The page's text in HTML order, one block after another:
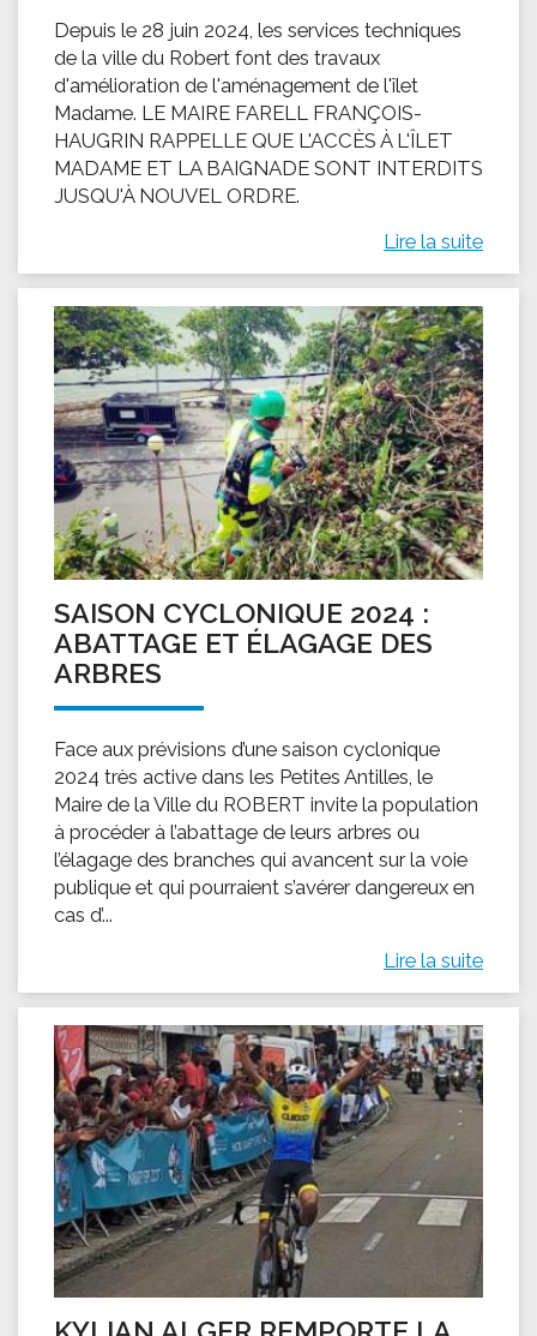
Depuis le 28 juin 2024, les services techniques
de la ville du Robert font des travaux
d'amélioration de l'aménagement de l'îlet
Madame. LE MAIRE FARELL FRANÇOIS-
HAUGRIN RAPPELLE QUE L'ACCÈS À L'ÎLET
MADAME ET LA BAIGNADE SONT INTERDITS
JUSQU'À NOUVEL ORDRE.
Lire la suite
SAISON CYCLONIQUE 2024 :
ABATTAGE ET ÉLAGAGE DES
ARBRES
Face aux prévisions d’une saison cyclonique
2024 très active dans les Petites Antilles, le
Maire de la Ville du ROBERT invite la population
à procéder à l’abattage de leurs arbres ou
l’élagage des branches qui avancent sur la voie
publique et qui pourraient s’avérer dangereux en
cas d’...
Lire la suite